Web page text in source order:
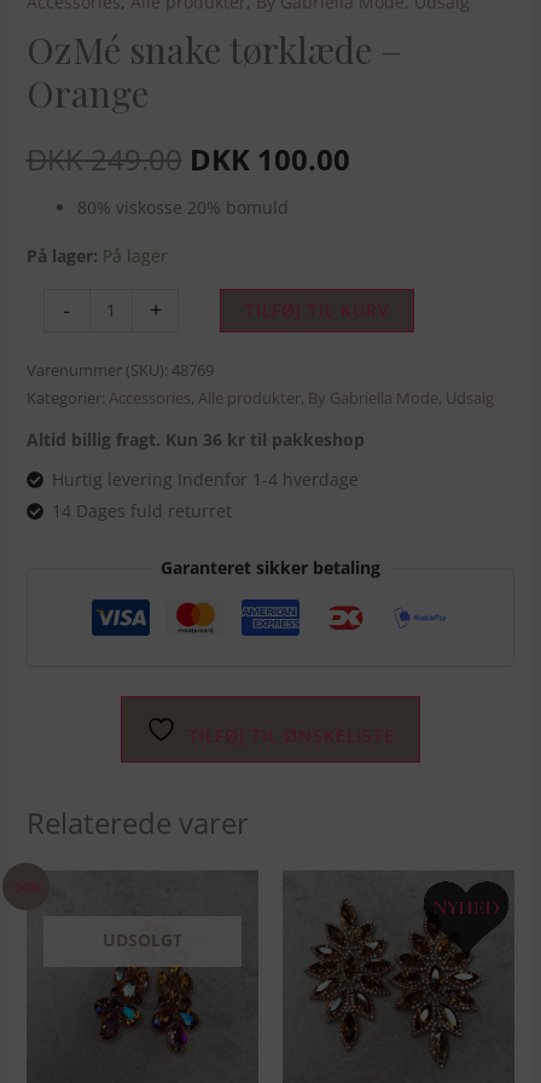
OzMé snake tørklæde –
Orange
DKK249.00 DKK100.00
80% viskosse 20% bomuld
På lager: På lager
- + TILFØJ TIL KURV
Varenummer (SKU): 48769
Kategorier: Accessories, Alle produkter, By Gabriella Mode, Udsalg
Altid billig fragt. Kun 36 kr til pakkeshop
Hurtig levering Indenfor 1-4 hverdage
14 Dages fuld returret
Garanteret sikker betaling
TILFØJ TIL ØNSKELISTE
Relaterede varer
-50%
UDSOLGT
pris
var: